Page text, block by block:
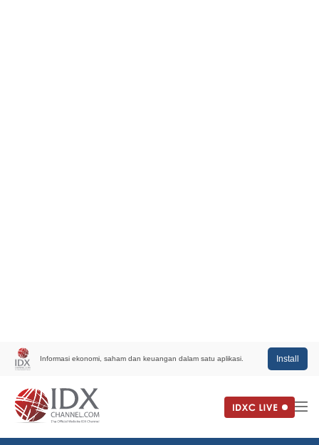
Informasi ekonomi, saham dan keuangan dalam satu aplikasi. Install